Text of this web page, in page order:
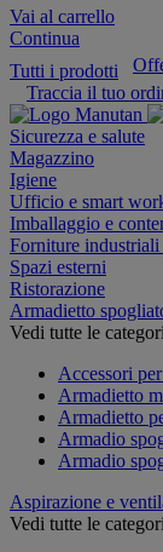
Vai al carrello
Continua
Tutti i prodotti
Traccia il tuo
Sicurezza e salute
Magazzino
Igiene
Ufficio e smart
Imballaggio e
Forniture industriali
Spazi esterni
Ristorazione
Armadietto
Vedi tutte le
Accessori
Armadietto
Armadietto
Armadio
Armadio
Aspirazione e
Vedi tutte le